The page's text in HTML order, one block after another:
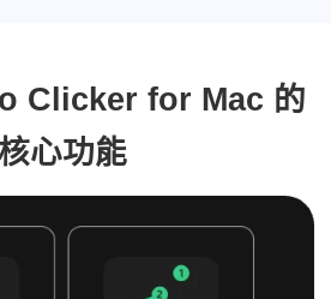
Clicker for Mac 的
核心功能